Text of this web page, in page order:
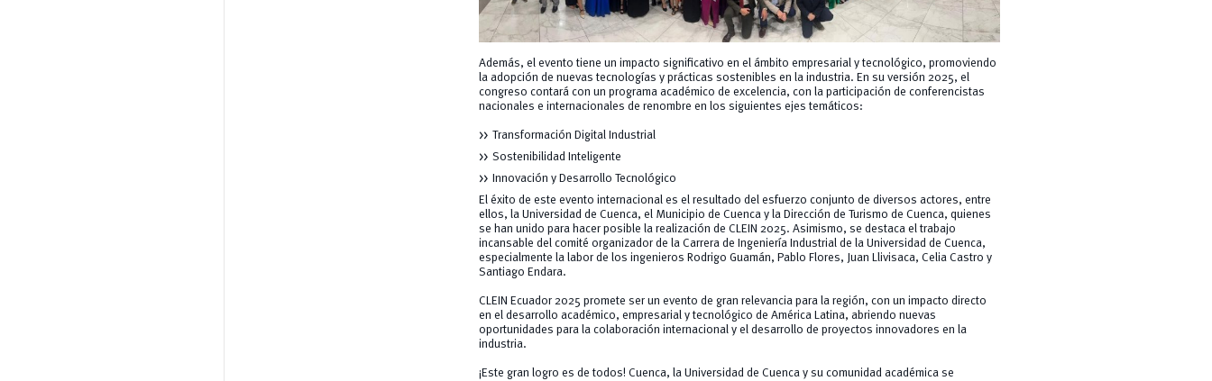
Además, el evento tiene un impacto significativo en el ámbito empresarial y tecnológico, promoviendo
la adopción de nuevas tecnologías y prácticas sostenibles en la industria. En su versión 2025, el
congreso contará con un programa académico de excelencia, con la participación de conferencistas
nacionales e internacionales de renombre en los siguientes ejes temáticos:
Transformación Digital Industrial
Sostenibilidad Inteligente
Innovación y Desarrollo Tecnológico
El éxito de este evento internacional es el resultado del esfuerzo conjunto de diversos actores, entre
ellos, la Universidad de Cuenca, el Municipio de Cuenca y la Dirección de Turismo de Cuenca, quienes
se han unido para hacer posible la realización de CLEIN 2025. Asimismo, se destaca el trabajo
incansable del comité organizador de la Carrera de Ingeniería Industrial de la Universidad de Cuenca,
especialmente la labor de los ingenieros Rodrigo Guamán, Pablo Flores, Juan Llivisaca, Celia Castro y
Santiago Endara.
CLEIN Ecuador 2025 promete ser un evento de gran relevancia para la región, con un impacto directo
en el desarrollo académico, empresarial y tecnológico de América Latina, abriendo nuevas
oportunidades para la colaboración internacional y el desarrollo de proyectos innovadores en la
industria.
¡Este gran logro es de todos! Cuenca, la Universidad de Cuenca y su comunidad académica se